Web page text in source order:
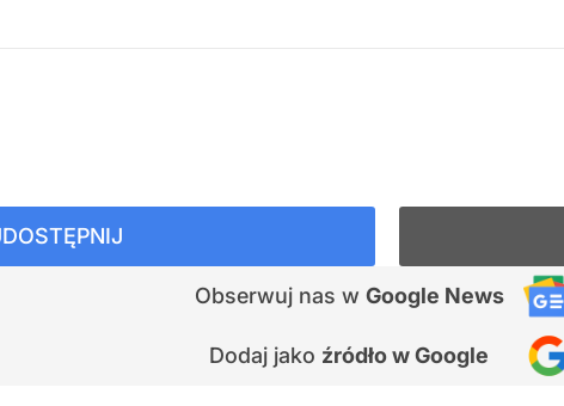
Obserwuj nas w Google News
Dodaj jako źródło w Google